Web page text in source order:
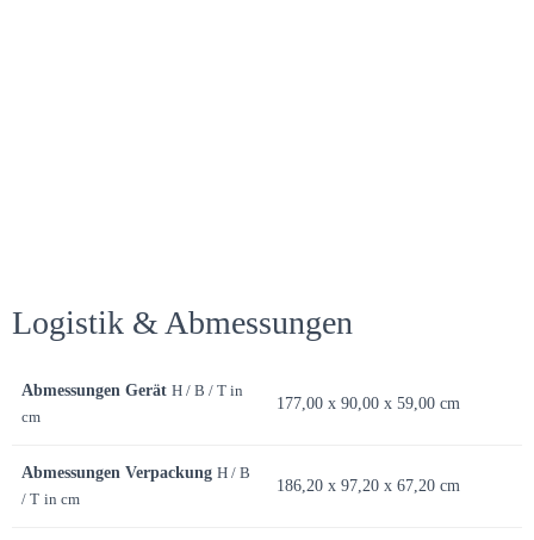
Logistik & Abmessungen
Abmessungen Gerät H / B / T in
cm
177,00 x 90,00 x 59,00 cm
Abmessungen Verpackung H / B
/ T in cm
186,20 x 97,20 x 67,20 cm